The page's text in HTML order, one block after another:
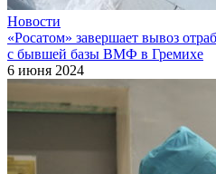
Новости
«Росатом» завершает вывоз
с бывшей базы ВМФ в Гремихе
6 июня 2024